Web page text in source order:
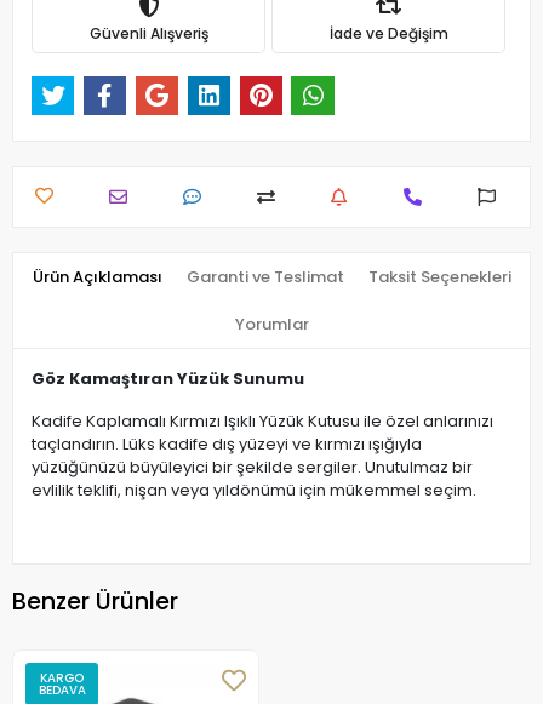
Güvenli Alışveriş İade ve Değişim
Ürün Açıklaması Garanti ve Teslimat Taksit Seçenekleri
Yorumlar
Göz Kamaştıran Yüzük Sunumu
Kadife Kaplamalı Kırmızı Işıklı Yüzük Kutusu ile özel anlarınızı
taçlandırın. Lüks kadife dış yüzeyi ve kırmızı ışığıyla
yüzüğünüzü büyüleyici bir şekilde sergiler. Unutulmaz bir
evlilik teklifi, nişan veya yıldönümü için mükemmel seçim.
Benzer Ürünler
KARGO
BEDAVA